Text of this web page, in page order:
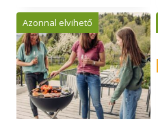
a
terméknek
több
variációja
van.
A
Azonnal elvihető